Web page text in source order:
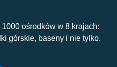
ośrodków w 8 krajach:
górskie, baseny i nie tylko.